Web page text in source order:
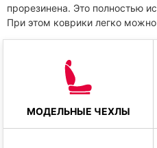
прорезинена. Это полностью
При этом коврики легко
МОДЕЛЬНЫЕ ЧЕХЛЫ